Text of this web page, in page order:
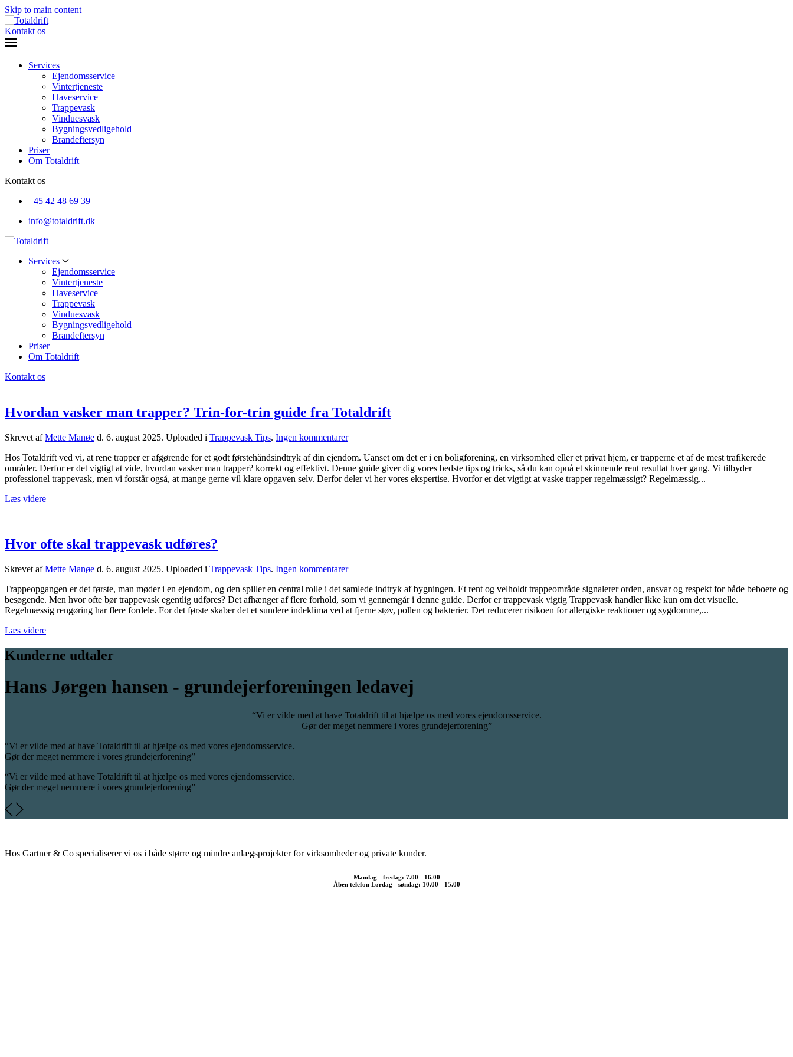
Skip to main content
Kontakt os
Services
Ejendomsservice
Vintertjeneste
Haveservice
Trappevask
Vinduesvask
Bygningsvedligehold
Brandeftersyn
Priser
Om Totaldrift
Kontakt os
+45 42 48 69 39
info@totaldrift.dk
Services
Ejendomsservice
Vintertjeneste
Haveservice
Trappevask
Vinduesvask
Bygningsvedligehold
Brandeftersyn
Priser
Om Totaldrift
Kontakt os
Hvordan vasker man trapper? Trin-for-trin guide fra Totaldrift
Skrevet afMette Manøe d. 6. august 2025. Uploaded i Trappevask Tips. Ingen kommentarertil
vasker
man
trapper?
Hos Totaldrift ved vi, at rene trapper er afgørende for et godt førstehåndsindtryk af din ejendom. Uanset om det er i en boligforening, en virksomhed eller et privat hjem, er trapperne et af de mest trafikerede
områder. Derfor er det vigtigt at vide, hvordan vasker man trapper? korrekt og effektivt. Denne guide giver dig vores bedste tips og tricks, så du kan opnå et skinnende rent resultat hver gang. Vi tilbyder
professionel trappevask, men vi forstår også, at mange gerne vil klare opgaven selv. Derfor deler vi her vores ekspertise. Hvorfor er det vigtigt at vaske trapper regelmæssigt? Regelmæssig...
Læs videre
Hvor ofte skal trappevask udføres?
Skrevet afMette Manøe d. 6. august 2025. Uploaded i Trappevask Tips. Ingen kommentarertil
ofte
skal
trappevask
Trappeopgangen er det første, man møder i en ejendom, og den spiller en central rolle i det samlede indtryk af bygningen. Et rent og velholdt trappeområde signalerer orden, ansvar og respekt for både beboere og
besøgende. Men hvor ofte bør trappevask egentlig udføres? Det afhænger af flere forhold, som vi gennemgår i denne guide. Derfor er trappevask vigtig Trappevask handler ikke kun om det visuelle.
Regelmæssig rengøring har flere fordele. For det første skaber det et sundere indeklima ved at fjerne støv, pollen og bakterier. Det reducerer risikoen for allergiske reaktioner og sygdomme,...
Læs videre
Kunderne udtaler
Hans Jørgen hansen - grundejerforeningen ledavej
“Vi er vilde med at have Totaldrift til at hjælpe os med vores ejendomsservice.
Gør der meget nemmere i vores grundejerforening”
“Vi er vilde med at have Totaldrift til at hjælpe os med vores ejendomsservice.
Gør der meget nemmere i vores grundejerforening”
“Vi er vilde med at have Totaldrift til at hjælpe os med vores ejendomsservice.
Gør der meget nemmere i vores grundejerforening”
Hos Gartner & Co specialiserer vi os i både større og mindre anlægsprojekter for virksomheder og private kunder.
Mandag - fredag: 7.00 - 16.00
Åben telefon Lørdag - søndag: 10.00 - 15.00